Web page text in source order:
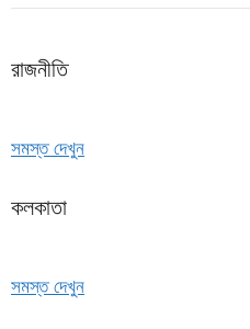
রাজনীতি
সমস্ত দেখুন
কলকাতা
সমস্ত দেখুন